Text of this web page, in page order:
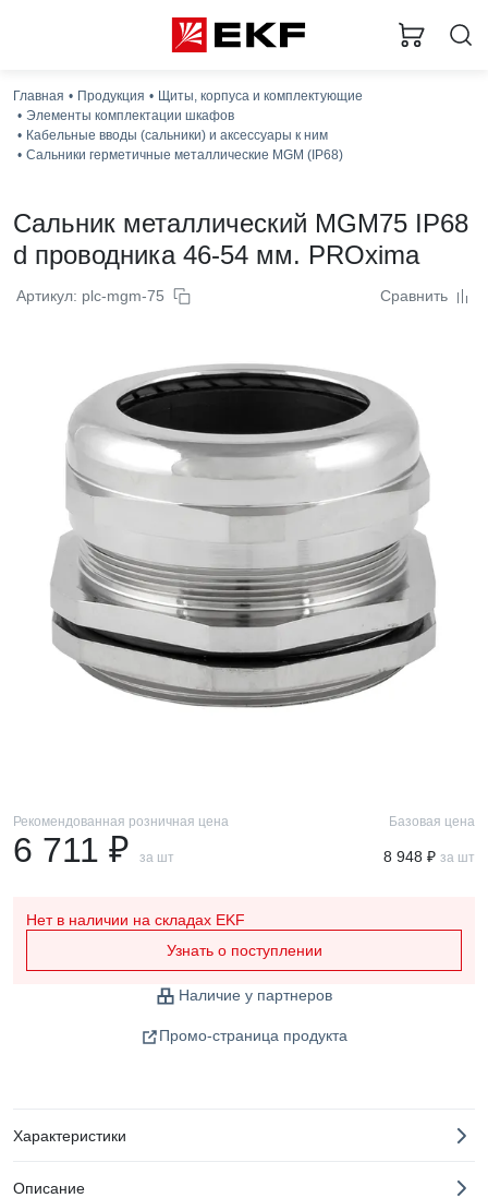
Главная Продукция
Щиты, корпуса и комплектующие
Элементы комплектации шкафов
Кабельные вводы (сальники) и аксессуары к ним
Сальники герметичные металлические MGM (IP68)
Сальник металлический MGM75 IP68
d проводника 46-54 мм. PROxima
Артикул: plc-mgm-75 Сравнить
Рекомендованная розничная цена
6 711 ₽ за шт
Базовая цена
8 948 ₽ за шт
Нет в наличии на складах EKF
Узнать о поступлении
Наличие у партнеров
Промо-страница продукта
Характеристики
Описание